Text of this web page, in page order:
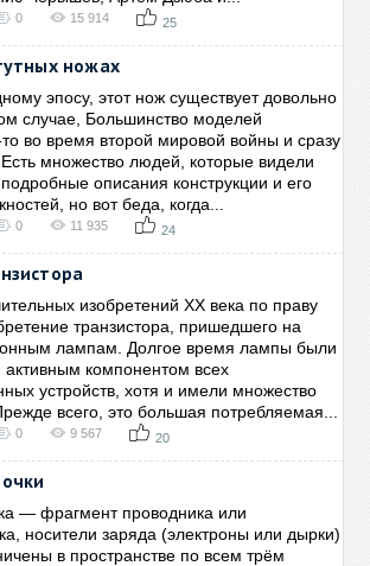
0 15 914 25
ножах
эпосу, этот нож существует довольно
случае, Большинство моделей
во время второй мировой войны и сразу
множество людей, которые видели
описания конструкции и его
но вот беда, когда...
0 11 935 24
изобретений XX века по праву
транзистора, пришедшего на
лампам. Долгое время лампы были
компонентом всех
устройств, хотя и имели множество
всего, это большая потребляемая...
0 9 567 20
— фрагмент проводника или
носители заряда (электроны или дырки)
в пространстве по всем трём